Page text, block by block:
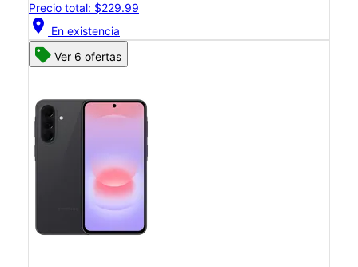
Precio total: $229.99
location_on En existencia
Ver 6 ofertas